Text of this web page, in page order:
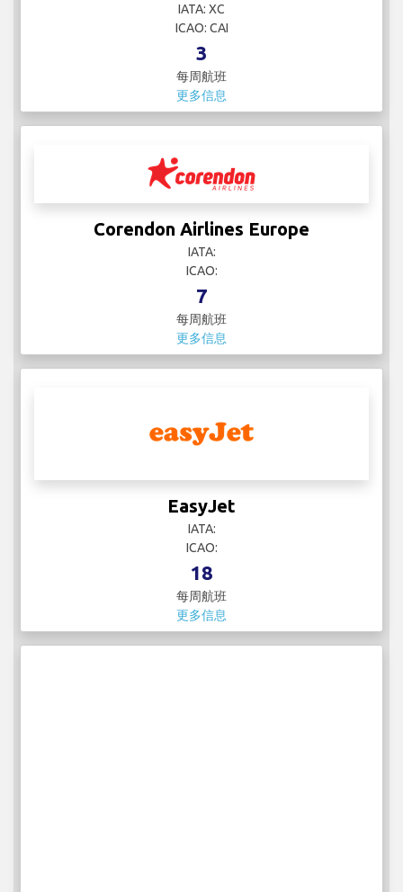
IATA: XC
ICAO: CAI
3
每周航班
更多信息
Corendon Airlines Europe
IATA:
ICAO:
7
每周航班
更多信息
EasyJet
IATA:
ICAO:
18
每周航班
更多信息